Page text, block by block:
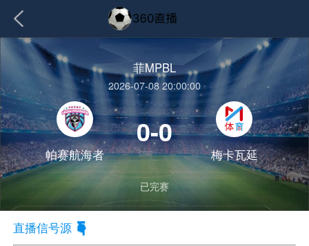
菲MPBL
2026-07-08 20:00:00
帕赛航海者
0-0
梅卡瓦延
已完赛
直播信号源